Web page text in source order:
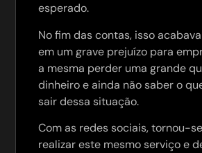
esperado.
No fim das contas, isso
em um grave prejuízo para
a mesma perder uma grande
dinheiro e ainda não saber o
sair dessa situação.
Com as redes sociais, tornou-
realizar este mesmo serviço e